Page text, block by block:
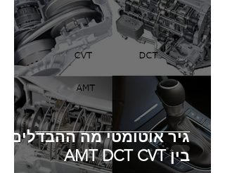
גיר אוטומטי מה ההבדלים
בין AMT DCT CVT